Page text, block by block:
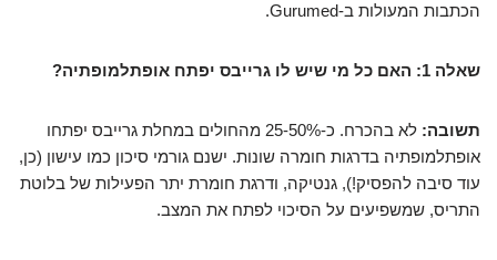
הכתבות המעולות ב-Gurumed.
שאלה 1: האם כל מי שיש לו גרייבס יפתח אופתלמופתיה?
תשובה:
לא בהכרח. כ-25-50% מהחולים במחלת גרייבס יפתחו
אופתלמופתיה בדרגות חומרה שונות. ישנם גורמי סיכון כמו עישון (כן,
עוד סיבה להפסיק!), גנטיקה, ודרגת חומרת יתר הפעילות של בלוטת
התריס, שמשפיעים על הסיכוי לפתח את המצב.